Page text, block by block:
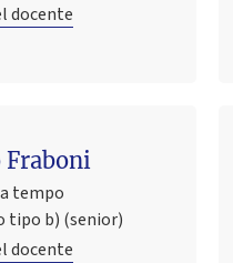
docente
Fraboni
tempo
tipo b) (senior)
docente